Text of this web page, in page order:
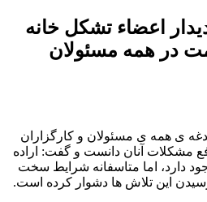
اعضاء تشکل خانه
در همه مسئولان
ی همه ی مسئولان و کارگزاران
مشکلات آنان دانست و گفت: اراده
دارد، اما متاسفانه شرایط سخت
این تلاش ها دشوار کرده است.